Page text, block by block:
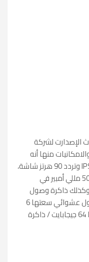
الإصدارت لشركة
منها أنه
يمتلك شاشة 6.79 بوصات وشاشة IPS LCD وتردد 90 هرتز شاشة،
وبطارية Li-Po غير قابلة للإزالة بقدرة 5000 مللي أمبير في
سلكي بقدرة 18 وات، وكذلك ذاكرة وصول
عشوائي سعتها 4 جيجابايت / ذاكرة وصول عشوائي سعتها 6
جيجابايت وذاكرة وصول عشوائي سعتها 64 جيجابايت / ذاكرة